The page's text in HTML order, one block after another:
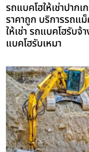
รถแบคโฮให้เช่าปากเ
ราคาถูก บริการรถแ
ให้เช่า รถแบคโฮรับจ้
แบคโฮรับเหมา